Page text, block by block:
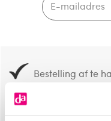
Bestelling af te